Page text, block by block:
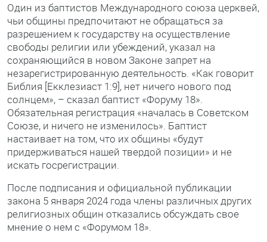
Один из баптистов Международного союза церквей,
чьи общины предпочитают не обращаться за
разрешением к государству на осуществление
свободы религии или убеждений, указал на
сохраняющийся в новом Законе запрет на
незарегистрированную деятельность. «Как говорит
Библия [Екклезиаст 1:9], нет ничего нового под
солнцем», – сказал баптист «Форуму 18».
Обязательная регистрация «началась в Советском
Союзе, и ничего не изменилось». Баптист
настаивает на том, что их общины «будут
придерживаться нашей твердой позиции» и не
искать госрегистрации.
После подписания и официальной публикации
закона 5 января 2024 года члены различных других
религиозных общин отказались обсуждать свое
мнение о нем с «Форумом 18».